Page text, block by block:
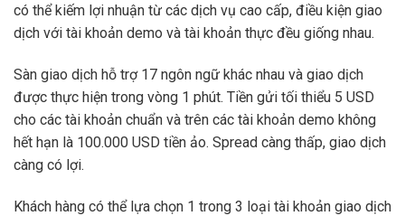
có thể kiếm lợi nhuận từ các dịch vụ cao cấp, điều kiện giao
dịch với tài khoản demo và tài khoản thực đều giống nhau.
Sàn giao dịch hỗ trợ 17 ngôn ngữ khác nhau và giao dịch
được thực hiện trong vòng 1 phút. Tiền gửi tối thiểu 5 USD
cho các tài khoản chuẩn và trên các tài khoản demo không
hết hạn là 100.000 USD tiền ảo. Spread càng thấp, giao dịch
càng có lợi.
Khách hàng có thể lựa chọn 1 trong 3 loại tài khoản giao dịch